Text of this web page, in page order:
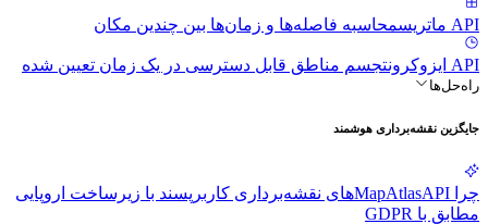
API ماتریس محاسبه فاصله‌ها و زمان‌ها بین چندین مکان
API ایزوکرون تجسم مناطق قابل دسترسی در یک زمان تعیین شده
راه‌حل‌ها
جایگزین نقشه‌برداری هوشمند
چرا MapAtlas
APIهای نقشه‌برداری کاربرپسند با زیرساخت اروپایی
مطابق با GDPR